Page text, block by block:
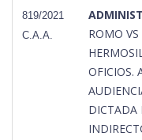
819/2021
C.A.A.
ROMO
OFICIOS.
DICTADA